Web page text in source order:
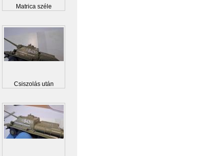
Matrica széle
Csiszolás után